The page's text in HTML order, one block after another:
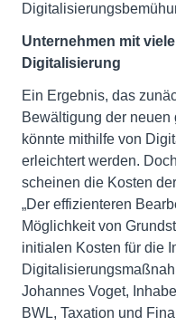
Unternehmen mit
Digitalisierung
Ein Ergebnis, das
Bewältigung der
könnte mithilfe von
erleichtert werden.
scheinen die Kosten
„Der effizienteren
Möglichkeit von
initialen Kosten für die
Johannes Voget,
BWL, Taxation und